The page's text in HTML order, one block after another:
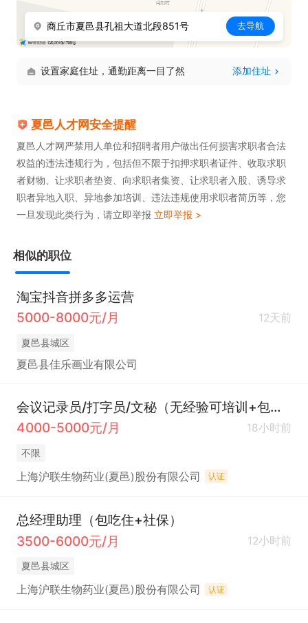
商丘市夏邑县孔祖大道北段851号 去导航
设置家庭住址，通勤距离一目了然 添加住址
夏邑人才网安全提醒
夏邑人才网严禁用人单位和招聘者用户做出任何损害求职者合法
权益的违法违规行为，包括但不限于扣押求职者证件、收取求职
者财物、让求职者垫资、向求职者集资、让求职者入股、诱导求
职者异地入职、异地参加培训、违法违规使用求职者简历等，您
一旦发现此类行为，请立即举报 立即举报 >
相似的职位
淘宝抖音拼多多运营
5000-8000元/月
12天前
夏邑县城区
夏邑县佳乐画业有限公司
会议记录员/打字员/文秘（无经验可培训+包吃住+社保）
4000-5000元/月
18小时前
不限
上海沪联生物药业(夏邑)股份有限公司 认证
总经理助理（包吃住+社保）
3500-6000元/月
12小时前
夏邑县城区
上海沪联生物药业(夏邑)股份有限公司 认证